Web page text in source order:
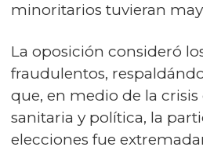
minoritarios tuvieran
La oposición consideró
fraudulentos,
que, en medio de la
sanitaria y política, la
elecciones fue